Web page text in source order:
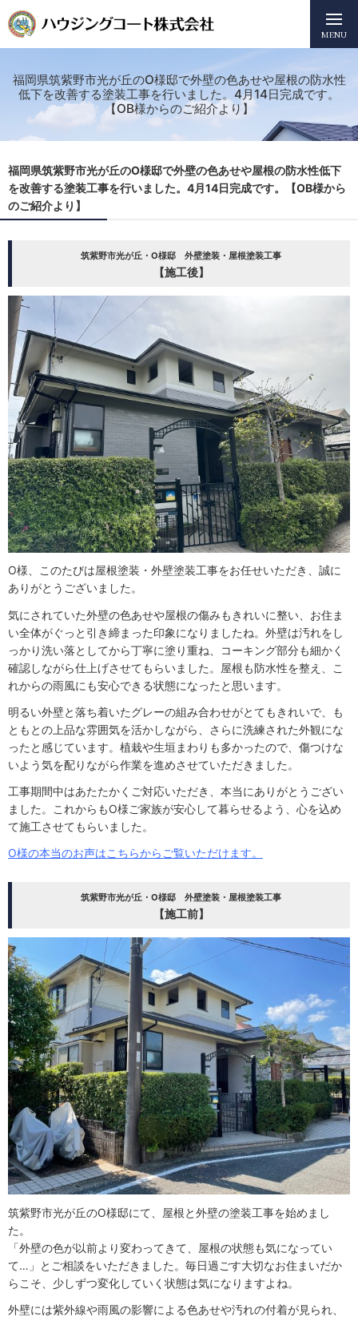
MENU
福岡県筑紫野市光が丘のO様邸で外壁の色あせや屋根の防水性
低下を改善する塗装工事を行いました。4月14日完成です。
【OB様からのご紹介より】
福岡県筑紫野市光が丘のO様邸で外壁の色あせや屋根の防水性低下
を改善する塗装工事を行いました。4月14日完成です。【OB様から
のご紹介より】
筑紫野市光が丘・O様邸 外壁塗装・屋根塗装工事
【施工後】
O様、このたびは屋根塗装・外壁塗装工事をお任せいただき、誠に
ありがとうございました。
気にされていた外壁の色あせや屋根の傷みもきれいに整い、お住ま
い全体がぐっと引き締まった印象になりましたね。外壁は汚れをし
っかり洗い落としてから丁寧に塗り重ね、コーキング部分も細かく
確認しながら仕上げさせてもらいました。屋根も防水性を整え、こ
れからの雨風にも安心できる状態になったと思います。
明るい外壁と落ち着いたグレーの組み合わせがとてもきれいで、も
ともとの上品な雰囲気を活かしながら、さらに洗練された外観にな
ったと感じています。植栽や生垣まわりも多かったので、傷つけな
いよう気を配りながら作業を進めさせていただきました。
工事期間中はあたたかくご対応いただき、本当にありがとうござい
ました。これからもO様ご家族が安心して暮らせるよう、心を込め
て施工させてもらいました。
O様の本当のお声はこちらからご覧いただけます。
筑紫野市光が丘・O様邸 外壁塗装・屋根塗装工事
【施工前】
筑紫野市光が丘のO様邸にて、屋根と外壁の塗装工事を始めまし
た。
「外壁の色が以前より変わってきて、屋根の状態も気になってい
て…」とご相談をいただきました。毎日過ごす大切なお住まいだか
らこそ、少しずつ変化していく状態は気になりますよね。
外壁には紫外線や雨風の影響による色あせや汚れの付着が見られ、